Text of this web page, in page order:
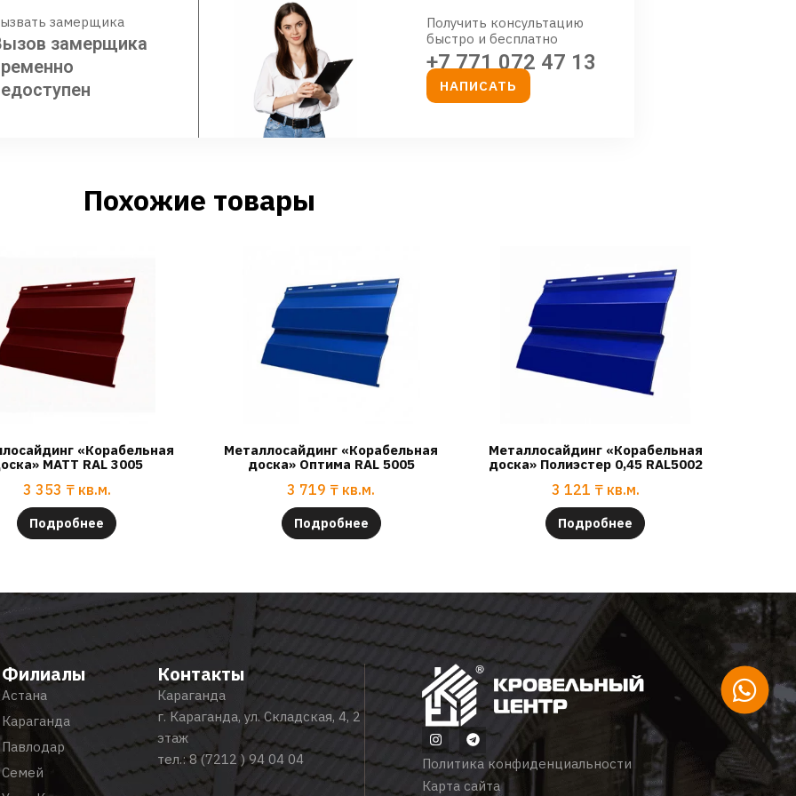
замерщика
замерщика
Получить консультацию
быстро и бесплатно
+7 771 072 47 13
НАПИСАТЬ
Похожие товары
«Корабельная
МАТТ RAL 3005
3 353 ₸ кв.м.
Подробнее
Металлосайдинг «Корабельная
доска» Оптима RAL 5005
3 719 ₸ кв.м.
Подробнее
Металлосайдинг «Корабельная
доска» Полиэстер 0,45 RAL5002
3 121 ₸ кв.м.
Подробнее
Филиалы
Астана
Караганда
Павлодар
Семей
Контакты
Караганда
г. Караганда, ул. Складская, 4, 2
этаж
тел.:8 (7212 ) 94 04 04
Политика конфиденциальности
Карта сайта